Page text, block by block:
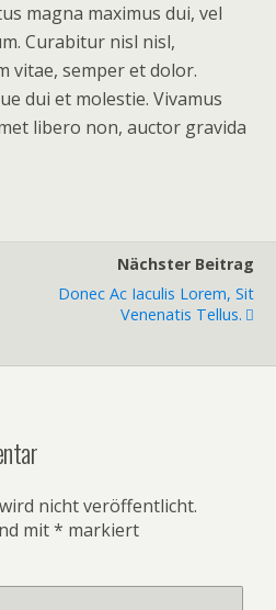
magna maximus dui, vel
Curabitur nisl nisl,
vitae, semper et dolor.
dui et molestie. Vivamus
libero non, auctor gravida
Nächster Beitrag
Donec Ac Iaculis Lorem, Sit
Venenatis Tellus.
nicht veröffentlicht.
mit* markiert